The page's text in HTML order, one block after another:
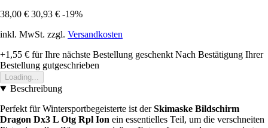
38,00 € 30,93 € -19%
inkl. MwSt. zzgl. Versandkosten
+1,55 € für Ihre nächste Bestellung geschenkt Nach Bestätigung Ihrer
Bestellung gutgeschrieben
Loading...
Beschreibung
Perfekt für Wintersportbegeisterte ist derSkimaske Bildschirm
Dragon Dx3 L Otg Rpl Ion ein essentielles Teil, um die verschneiten